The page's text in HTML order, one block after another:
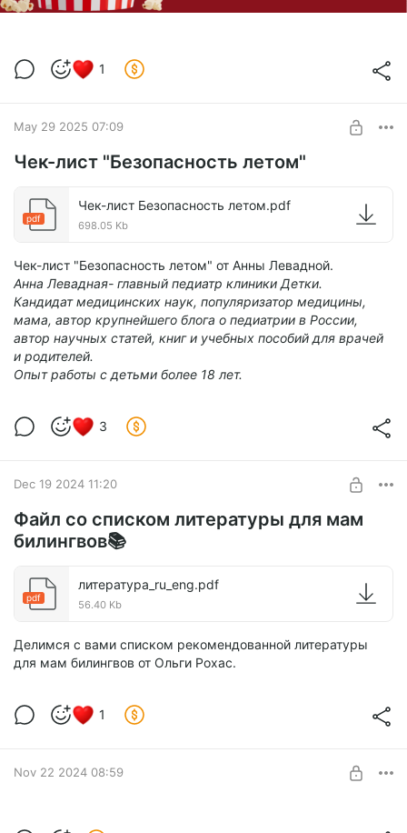
1
May 29 2025 07:09
Чек-лист "Безопасность летом"
pdf
Чек-лист Безопасность летом.pdf
698.05 Kb
Чек-лист "Безопасность летом" от Анны Левадной.
Анна Левадная- главный педиатр клиники Детки.
Кандидат медицинских наук, популяризатор медицины,
мама, автор крупнейшего блога о педиатрии в России,
автор научных статей, книг и учебных пособий для врачей
и родителей.
Опыт работы с детьми более 18 лет.
3
Dec 19 2024 11:20
Файл со списком литературы для мам
билингвов📚
pdf
литература_ru_eng.pdf
56.40 Kb
Делимся с вами списком рекомендованной литературы
для мам билингвов от Ольги Рохас.
1
Nov 22 2024 08:59